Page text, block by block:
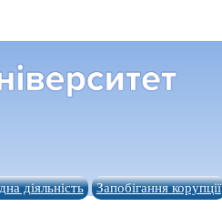
діяльність Запобігання корупції